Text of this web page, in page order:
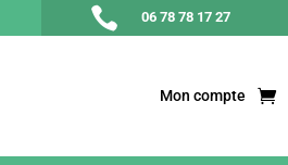
 06 78 78 17 27
Mon compte